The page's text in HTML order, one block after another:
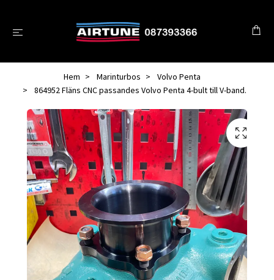
Hem Marinturbos
Volvo Penta
864952 Fläns CNC passandes Volvo Penta 4-bult till V-band.